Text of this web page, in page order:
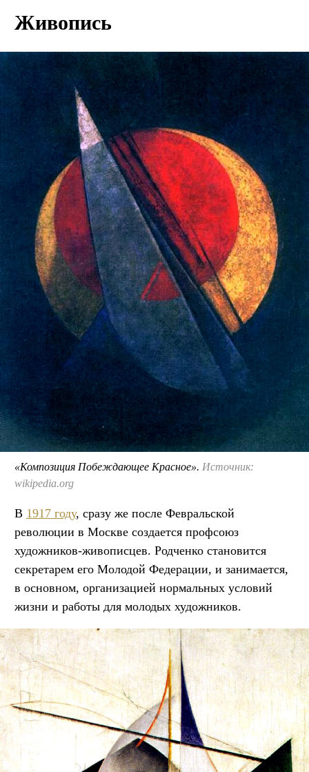
Живопись
«Композиция Побеждающее Красное». Источник:
wikipedia.org
В 1917 году, сразу же после Февральской
революции в Москве создается профсоюз
художников-живописцев. Родченко становится
секретарем его Молодой Федерации, и занимается,
в основном, организацией нормальных условий
жизни и работы для молодых художников.